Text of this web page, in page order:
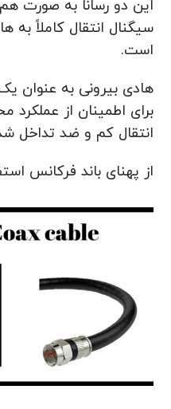
این دو رسانا به صورت
سیگنال انتقال کاملاً
است.
هادی بیرونی به عنوان
برای اطمینان از
انتقال کم و ضد تداخل
از پهنای باند فرکانس